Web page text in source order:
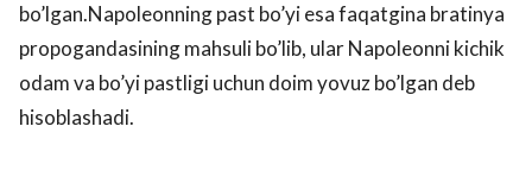
bo’lgan.Napoleonning past bo’yi esa faqatgina bratinya
propogandasining mahsuli bo’lib, ular Napoleonni kichik
odam va bo’yi pastligi uchun doim yovuz bo’lgan deb
hisoblashadi.